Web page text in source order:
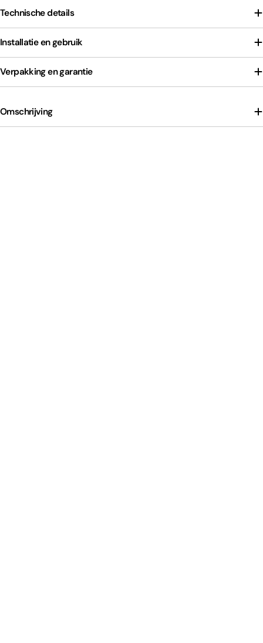
Technische details
Installatie en gebruik
Verpakking en garantie
Omschrijving